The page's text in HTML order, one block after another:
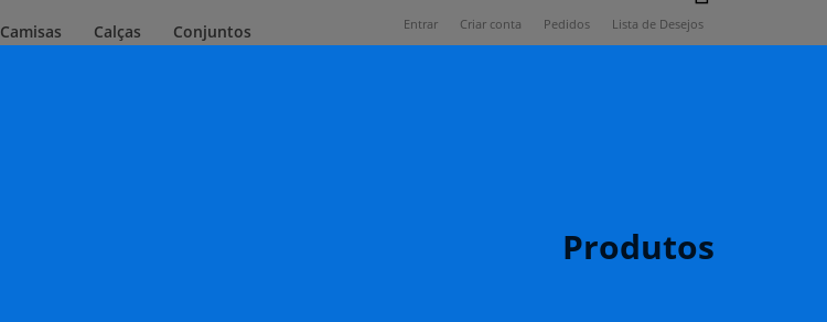
Camisas Calças
Conjuntos
Entrar Criar conta Pedidos Lista de Desejos
Produtos